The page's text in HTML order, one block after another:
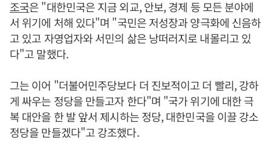
조국은 "대한민국은 지금 외교, 안보, 경제 등 모든 분야에
서 위기에 처해 있다"며 "국민은 저성장과 양극화에 신음하
고 있고 자영업자와 서민의 삶은 낭떠러지로 내몰리고 있
다"고 말했다.
그는 이어 "더불어민주당보다 더 진보적이고 더 빨리, 강하
게 싸우는 정당을 만들고자 한다"며 "국가 위기에 대한 극
복 대안을 한 발 앞서 제시하는 정당, 대한민국을 이끌 강소
정당을 만들겠다"고 강조했다.